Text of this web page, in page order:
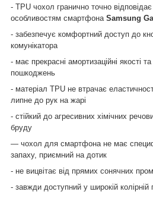
- TPU чохол гранично точно
особливостям смартфона Samsung
- забезпечує комфортний доступ до
комунікатора
- має прекрасні амортизаційні якості
пошкоджень
- матеріал TPU не втрачає
липне до рук на жарі
- стійкий до агресивних хімічних
бруду
— чохол для смартфона не має
запаху, приємний на дотик
- не вицвітає від прямих сонячних
- завжди доступний у широкій колірній